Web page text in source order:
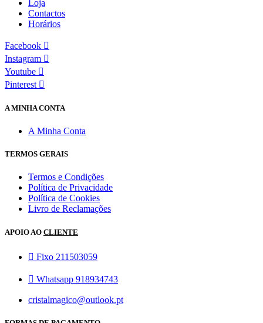
Loja
Contactos
Horários
Facebook
Instagram
Youtube
Pinterest
A MINHA CONTA
A Minha Conta
TERMOS GERAIS
Termos e Condições
Política de Privacidade
Política de Cookies
Livro de Reclamações
APOIO AO CLIENTE
Fixo 211503059
Whatsapp 918934743
cristalmagico@outlook.pt